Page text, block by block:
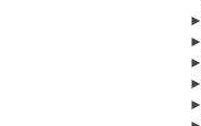
►
►
►
►
►